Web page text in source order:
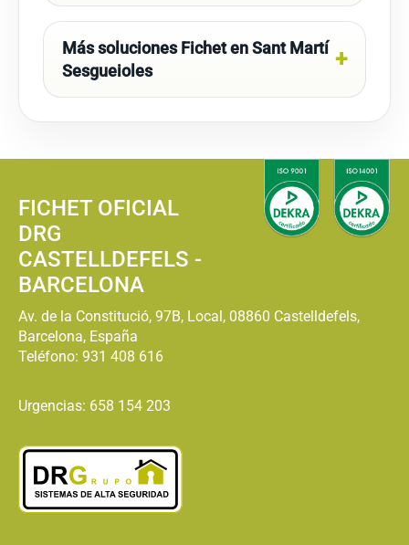
Más soluciones Fichet en Sant Martí
Sesgueioles
FICHET OFICIAL
DRG
CASTELLDEFELS -
BARCELONA
Av. de la Constitució, 97B, Local, 08860 Castelldefels,
Barcelona, España
Teléfono: 931 408 616
Urgencias: 658 154 203